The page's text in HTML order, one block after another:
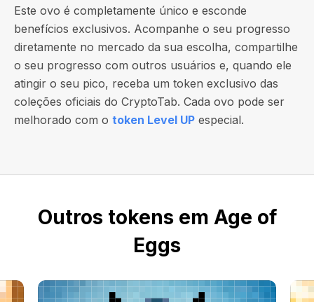
Este ovo é completamente único e esconde
benefícios exclusivos. Acompanhe o seu progresso
diretamente no mercado da sua escolha, compartilhe
o seu progresso com outros usuários e, quando ele
atingir o seu pico, receba um token exclusivo das
coleções oficiais do CryptoTab. Cada ovo pode ser
melhorado com o token Level UP especial.
Outros tokens em Age of
Eggs